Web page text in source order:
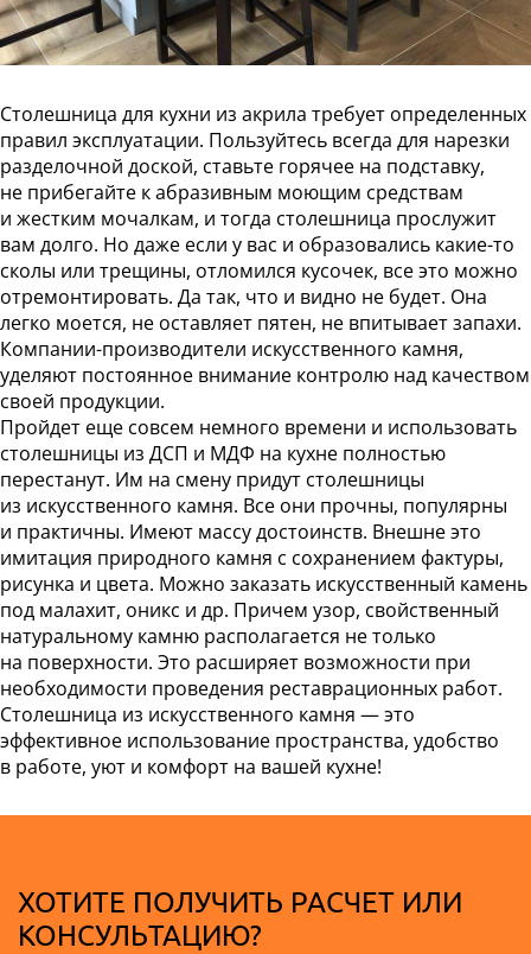
Столешница для кухни из акрила требует определенных
правил эксплуатации. Пользуйтесь всегда для нарезки
разделочной доской, ставьте горячее на подставку,
не прибегайте к абразивным моющим средствам
и жестким мочалкам, и тогда столешница прослужит
вам долго. Но даже если у вас и образовались какие-то
сколы или трещины, отломился кусочек, все это можно
отремонтировать. Да так, что и видно не будет. Она
легко моется, не оставляет пятен, не впитывает запахи.
Компании-производители искусственного камня,
уделяют постоянное внимание контролю над качеством
своей продукции.
Пройдет еще совсем немного времени и использовать
столешницы из ДСП и МДФ на кухне полностью
перестанут. Им на смену придут столешницы
из искусственного камня. Все они прочны, популярны
и практичны. Имеют массу достоинств. Внешне это
имитация природного камня с сохранением фактуры,
рисунка и цвета. Можно заказать искусственный камень
под малахит, оникс и др. Причем узор, свойственный
натуральному камню располагается не только
на поверхности. Это расширяет возможности при
необходимости проведения реставрационных работ.
Столешница из искусственного камня — это
эффективное использование пространства, удобство
в работе, уют и комфорт на вашей кухне!
ХОТИТЕ ПОЛУЧИТЬ РАСЧЕТ ИЛИ
КОНСУЛЬТАЦИЮ?